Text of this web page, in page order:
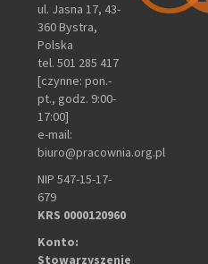
ul. Jasna 17, 43-
360 Bystra,
Polska
tel. 501 285 417
[czynne: pon.-
pt., godz. 9:00-
17:00]
e-mail:
biuro@pracownia.org.pl
NIP 547-15-17-
679
KRS 0000120960
Konto:
Stowarzyszenie